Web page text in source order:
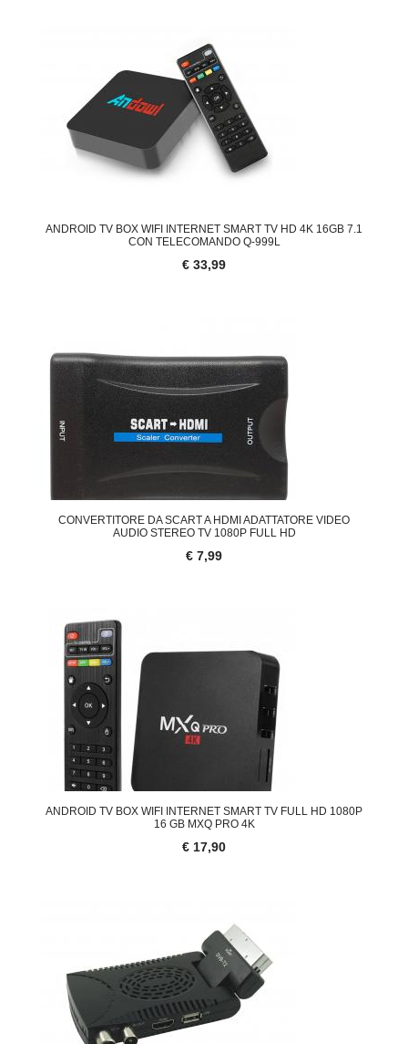
ANDROID TV BOX WIFI INTERNET SMART TV HD 4K 16GB 7.1
CON TELECOMANDO Q-999L
€ 33,99
CONVERTITORE DA SCART A HDMI ADATTATORE VIDEO
AUDIO STEREO TV 1080P FULL HD
€ 7,99
ANDROID TV BOX WIFI INTERNET SMART TV FULL HD 1080P
16 GB MXQ PRO 4K
€ 17,90